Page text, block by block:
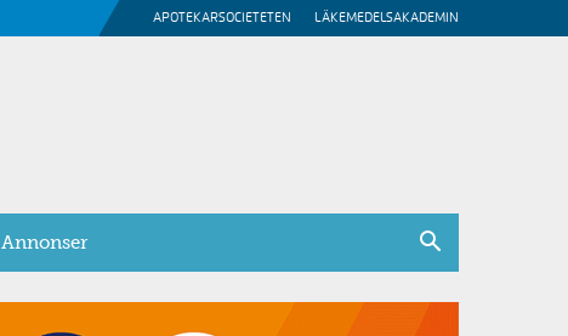
APOTEKARSOCIETETEN LÄKEMEDELSAKADEMIN
Annonser